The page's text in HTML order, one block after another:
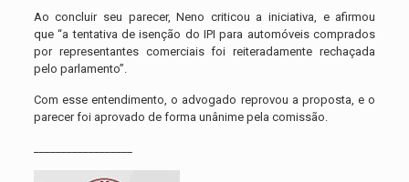
Ao concluir seu parecer, Neno criticou a iniciativa, e afirmou
que “a tentativa de isenção do IPI para automóveis comprados
por representantes comerciais foi reiteradamente rechaçada
pelo parlamento”.
Com esse entendimento, o advogado reprovou a proposta, e o
parecer foi aprovado de forma unânime pela comissão.